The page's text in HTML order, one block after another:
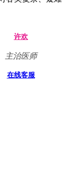
许欢
主治医师
在线客服